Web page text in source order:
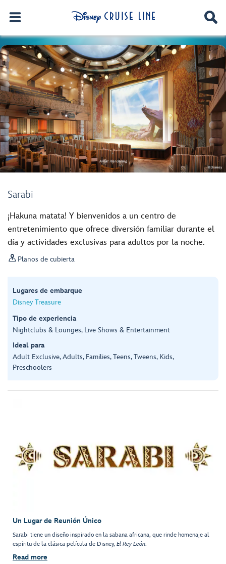
Sarabi
¡Hakuna matata! Y bienvenidos a un centro de
entretenimiento que ofrece diversión familiar durante el
día y actividades exclusivas para adultos por la noche.
 Planos de cubierta
Lugares de embarque
Disney Treasure
Tipo de experiencia
Nightclubs & Lounges, Live Shows & Entertainment
Ideal para
Adult Exclusive, Adults, Families, Teens, Tweens, Kids,
Preschoolers
Un Lugar de Reunión Único
Sarabi tiene un diseño inspirado en la sabana africana, que rinde homenaje al
espíritu de la clásica película de Disney, El Rey León.
Read more